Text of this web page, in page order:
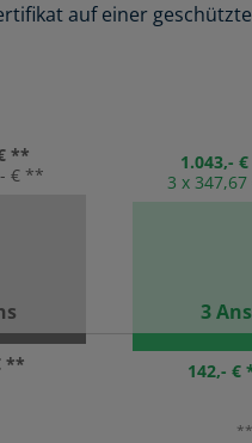
auf einer
**
€ **
**
1.043,-
3 x
3 Ans
142,- €